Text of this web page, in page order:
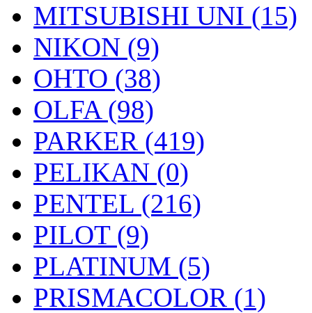
MITSUBISHI UNI (15)
NIKON (9)
OHTO (38)
OLFA (98)
PARKER (419)
PELIKAN (0)
PENTEL (216)
PILOT (9)
PLATINUM (5)
PRISMACOLOR (1)